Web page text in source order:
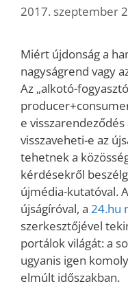
2017. szeptember
Miért újdonság a
nagyságrend vagy
Az „alkotó-
e
visszaveheti-e az
tehetnek a
kérdésekről
újmédia-kutatóval.
újságíróval, a 24.hu
szerkesztőjével
portálok világát: a
ugyanis igen
elmúlt időszakban.